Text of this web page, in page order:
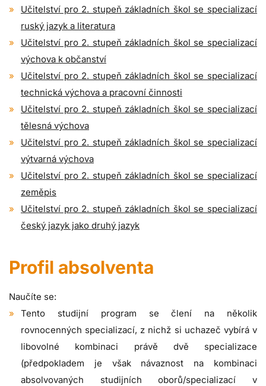
Učitelství pro 2. stupeň základních škol se specializací
ruský jazyk a literatura
Učitelství pro 2. stupeň základních škol se specializací
výchova k občanství
Učitelství pro 2. stupeň základních škol se specializací
technická výchova a pracovní činnosti
Učitelství pro 2. stupeň základních škol se specializací
tělesná výchova
Učitelství pro 2. stupeň základních škol se specializací
výtvarná výchova
Učitelství pro 2. stupeň základních škol se specializací
zeměpis
Učitelství pro 2. stupeň základních škol se specializací
český jazyk jako druhý jazyk
Profil absolventa
Naučíte se:
Tento studijní program se člení na několik
rovnocenných specializací, z nichž si uchazeč vybírá v
libovolné kombinaci právě dvě specializace
(předpokladem je však návaznost na kombinaci
absolvovaných studijních oborů/specializací v